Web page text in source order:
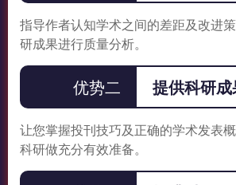
指导作者认知学术之间的差距及改进
研成果进行质量分析。
优势二 提供科研
让您掌握投刊技巧及正确的学术发表
科研做充分有效准备。